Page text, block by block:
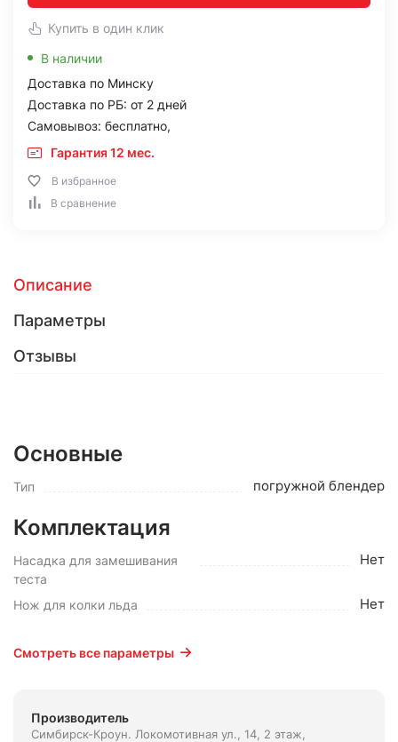
Купить в один клик
В наличии
Доставка по Минску
Доставка по РБ: от 2 дней
Самовывоз: бесплатно,
Гарантия 12 мес.
В избранное
В сравнение
Описание
Параметры
Отзывы
Основные
Тип погружной блендер
Комплектация
Насадка для замешивания
теста
Нет
Нож для колки льда Нет
Смотреть все параметры
Производитель
Симбирск-Кроун. Локомотивная ул., 14, 2 этаж,